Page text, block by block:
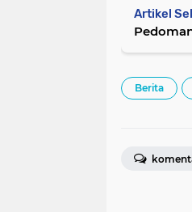
Artikel
Berita